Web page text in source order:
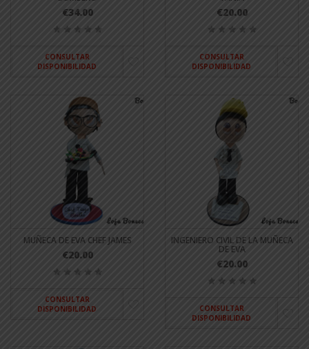
€34.00
CONSULTAR
DISPONIBILIDAD
€20.00
CONSULTAR
DISPONIBILIDAD
MUÑECA DE EVA CHEF JAMES
€20.00
CONSULTAR
DISPONIBILIDAD
INGENIERO CIVIL DE LA MUÑECA
DE EVA
€20.00
CONSULTAR
DISPONIBILIDAD